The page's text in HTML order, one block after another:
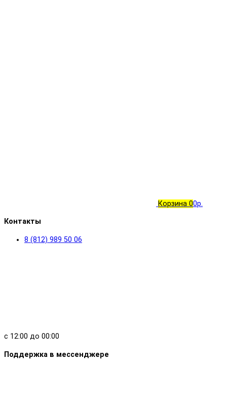
Корзина 00р.
Контакты
8 (812) 989 50 06
с 12:00 до 00:00
Поддержка в мессенджере